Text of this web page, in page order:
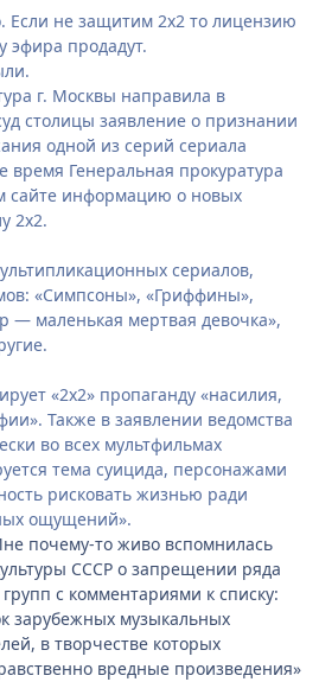
Если не защитим 2х2 то лицензию
эфира продадут.
г. Москвы направила в
столицы заявление о признании
одной из серий сериала
Генеральная прокуратура
сайте информацию о новых
2х2.
сериалов,
«Симпсоны», «Гриффины»,
— маленькая мертвая девочка»,
«2х2» пропаганду «насилия,
Также в заявлении ведомства
во всех мультфильмах
тема суицида, персонажами
рисковать жизнью ради
ощущений».
почему-то живо вспомнилась
СССР о запрещении ряда
с комментариями к списку:
зарубежных музыкальных
в творчестве которых
вредные произведения»